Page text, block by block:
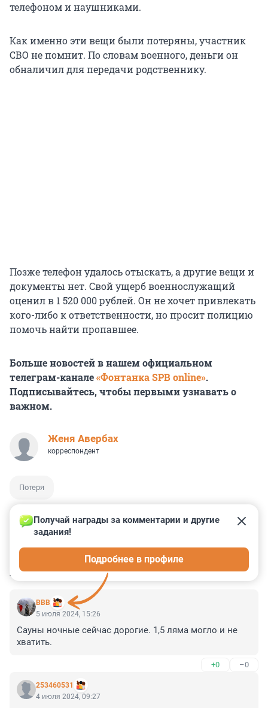
телефоном и наушниками.
Как именно эти вещи были потеряны, участник
СВО не помнит. По словам военного, деньги он
обналичил для передачи родственнику.
Позже телефон удалось отыскать, а другие вещи и
документы нет. Свой ущерб военнослужащий
оценил в 1 520 000 рублей. Он не хочет привлекать
кого-либо к ответственности, но просит полицию
помочь найти пропавшее.
Больше новостей в нашем официальном
телеграм-канале«Фонтанка SPB online».
Подписывайтесь, чтобы первыми узнавать о
важном.
Женя Авербах
корреспондент
Потеря
КОММЕНТАРИИ 20
BВВ
Получай награды за комментарии и другие
задания!
Подробнее в профиле
5 июля 2024, 15:26
Сауны ночные сейчас дорогие. 1,5 ляма могло и не
хватить.
+0 –0
253460531
4 июля 2024, 09:27